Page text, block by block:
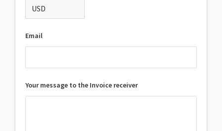
Email
Your message to the Invoice receiver